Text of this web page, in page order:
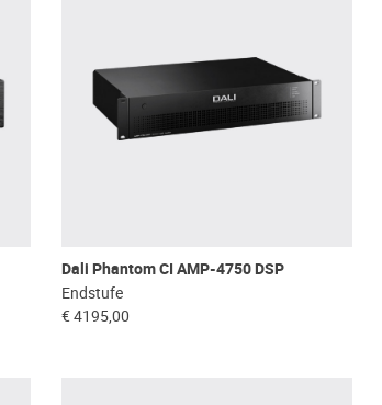
Dali Phantom CI AMP-4750 DSP
Endstufe
€ 4195,00